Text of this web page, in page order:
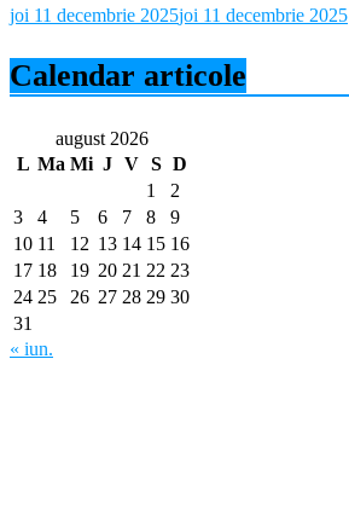
joi 11 decembrie 2025joi 11 decembrie 2025
Calendar articole
august 2026
L Ma Mi J V S D
1
2
3
4 5 6 7 8
9
10 11 12 13 14 15 16
17 18 19 20 21 22 23
24 25 26 27 28 29 30
31
« iun.